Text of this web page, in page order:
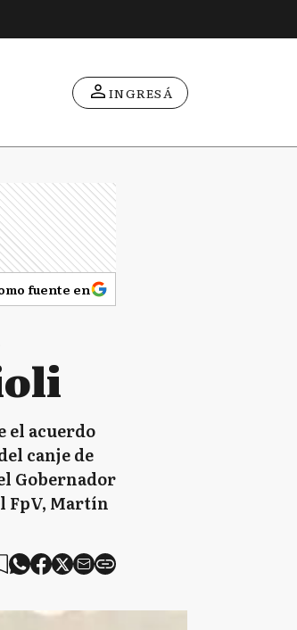
INGRESÁ
fuente en
el acuerdo
canje de
Gobernador
FpV, Martín